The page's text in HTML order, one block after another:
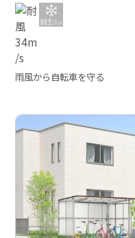
雨風から自転車を守る